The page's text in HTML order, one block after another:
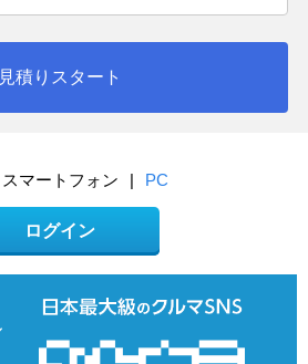
見積りスタート
スマートフォン | PC
ログイン